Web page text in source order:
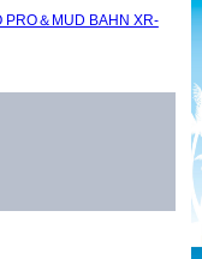
PRO＆MUD BAHN XR-